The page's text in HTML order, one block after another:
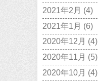
2021年2月 (4)
2021年1月 (6)
2020年12月 (4)
2020年11月 (5)
2020年10月 (4)